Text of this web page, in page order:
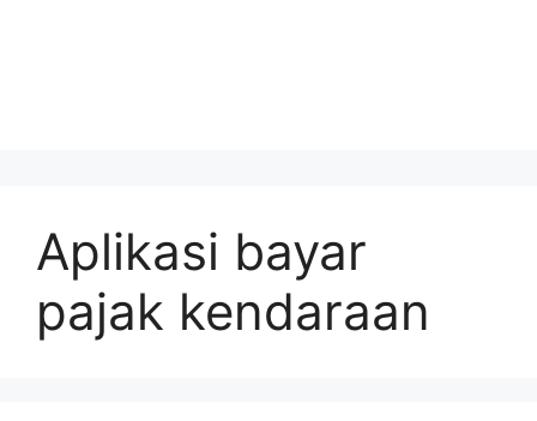
Aplikasi bayar
pajak kendaraan